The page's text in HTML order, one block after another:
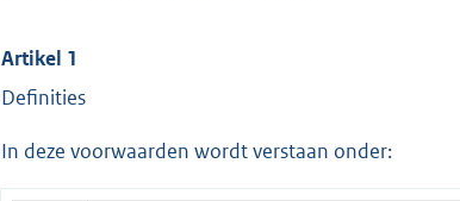
Artikel 1
Definities
In deze voorwaarden wordt verstaan onder: